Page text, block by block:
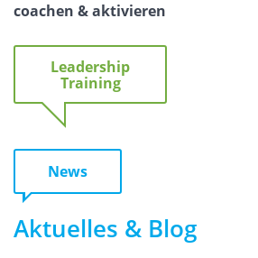
coachen & aktivieren
Leadership
Training
News
Aktuelles & Blog